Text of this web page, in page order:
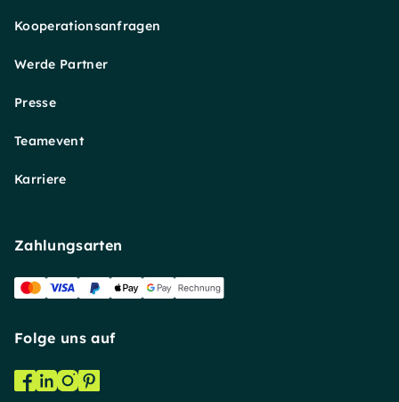
Kooperationsanfragen
Werde Partner
Presse
Teamevent
Karriere
Zahlungsarten
Folge uns auf